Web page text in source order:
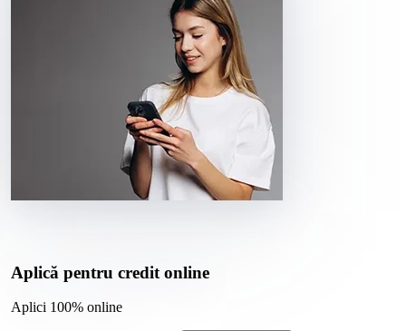
Aplică pentru credit online
Aplici 100% online